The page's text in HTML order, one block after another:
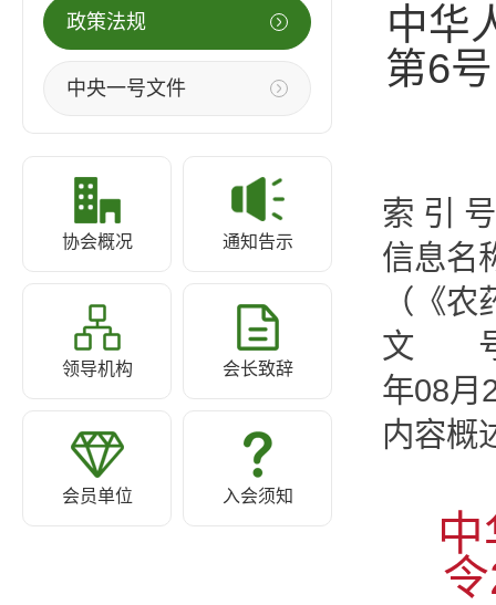
政策法规
中央一号文件
协会概况 通知告示
领导机构 会长致辞
会员单位 入会须知
中华
第6
索 引
信息名
（《
文 号
年08月
内容概